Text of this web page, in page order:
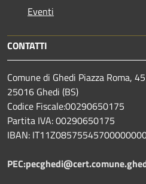
Eventi
CONTATTI
Comune di Ghedi Piazza Roma, 45
25016 Ghedi (BS)
Codice Fiscale:00290650175
Partita IVA: 00290650175
IBAN: